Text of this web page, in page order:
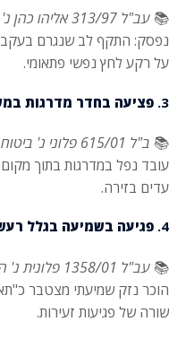
📚 עב"ל 313/97 אליהו כהן נ' המל"ל
נפסק: התקף לב שנגרם
על רקע לחץ נפשי פתאומי.
3. פציעה בחדר מדרגות
📚 ב"ל 615/01 פלוני נ' ביטוח לאומי
עובד נפל במדרגות בתוך
עדים בזירה.
4. פגיעה בשמיעה בגלל
📚 עב"ל 1358/01 פלונית נ' המל"ל
הוכר נזק שמיעתי מצטבר
שורה של פגיעות זעירות.